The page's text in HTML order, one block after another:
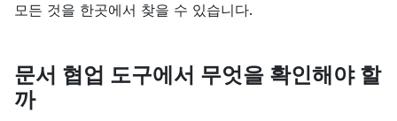
모든 것을 한곳에서 찾을 수 있습니다.
문서 협업 도구에서 무엇을 확인해야 할
까